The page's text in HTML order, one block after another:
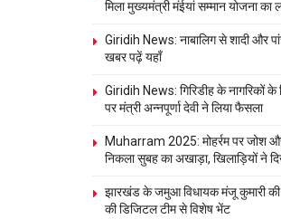
मिला मुख्यमंत्री मंईयां सम्मान योजना का
Giridih News: नाबालिग से शादी और
खबर पढ़ें यहाँ
Giridih News: गिरिडीह के नागरिकों के
पर मंत्री अन्नपूर्णा देवी ने लिया फैसला
Muharram 2025: मोहर्रम पर जोश
निकला सुबह का अखाड़ा, खिलाड़‍ियों ने
झारखंड के जमुआ विधायक मंजू कुमारी
की डिजिटल टीम से विशेष भेंट